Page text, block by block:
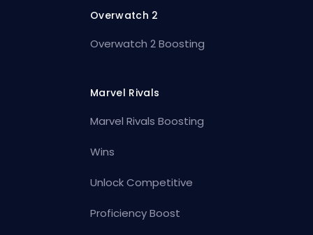
Overwatch 2
Overwatch 2 Boosting
Marvel Rivals
Marvel Rivals Boosting
Wins
Unlock Competitive
Proficiency Boost